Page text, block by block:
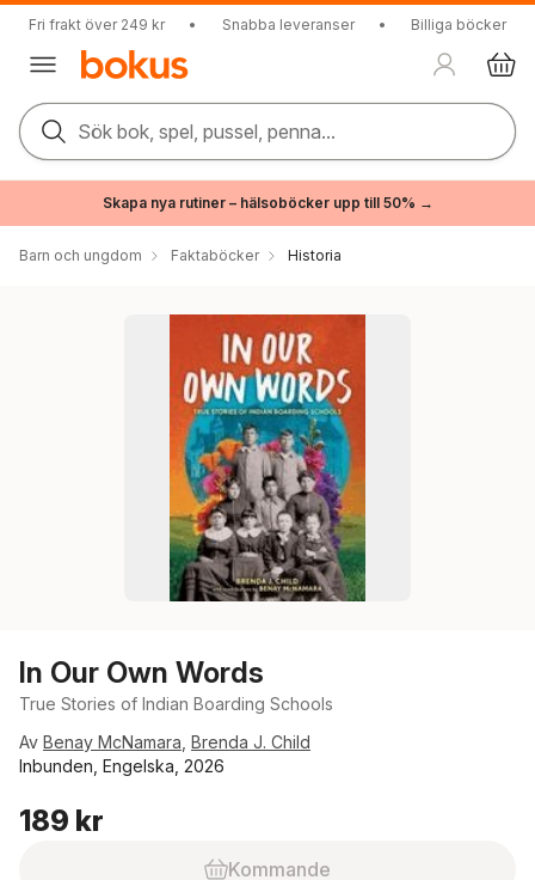
Fri frakt över 249 kr • Snabba leveranser • Billiga böcker
Sök bok, spel, pussel, penna...
Skapa nya rutiner – hälsoböcker upp till 50% →
Barn och ungdom Faktaböcker Historia
In Our Own Words
True Stories of Indian Boarding Schools
Av Benay McNamara Brenda J. Child
Inbunden, Engelska, 2026
189 kr
Kommande